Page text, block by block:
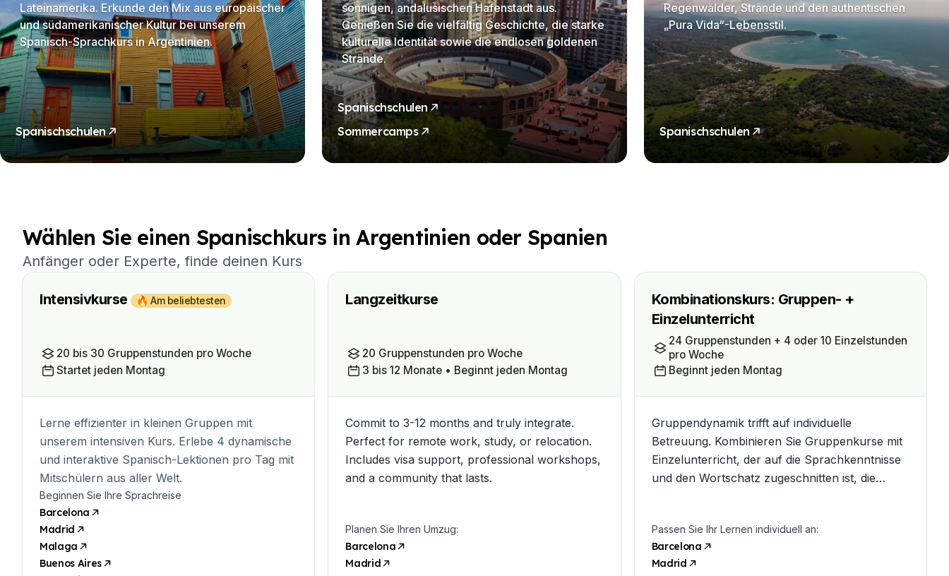
Lateinamerika. Erkunde den Mix aus europäischer
und südamerikanischer Kultur bei unserem
Spanisch-Sprachkurs in Argentinien.
Spanischschulen
sonnigen, andalusischen Hafenstadt aus.
Genießen Sie die vielfältig Geschichte, die starke
kulturelle Identität sowie die endlosen goldenen
Strände.
Spanischschulen
Sommercamps
Regenwälder, Strände und den authentischen
„Pura Vida“-Lebensstil.
Spanischschulen
Wählen Sie einen Spanischkurs in Argentinien oder Spanien
Anfänger oder Experte, finde deinen Kurs
Intensivkurse 🔥 Am beliebtesten
20 bis 30 Gruppenstunden pro Woche
Startet jeden Montag
Lerne effizienter in kleinen Gruppen mit
unserem intensiven Kurs. Erlebe 4 dynamische
und interaktive Spanisch-Lektionen pro Tag mit
Mitschülern aus aller Welt.
Beginnen Sie Ihre Sprachreise
Barcelona
Madrid
Malaga
Buenos Aires
Langzeitkurse
20 Gruppenstunden pro Woche
3 bis 12 Monate • Beginnt jeden Montag
Commit to 3-12 months and truly integrate.
Perfect for remote work, study, or relocation.
Includes visa support, professional workshops,
and a community that lasts.
Planen Sie Ihren Umzug:
Barcelona
Madrid
Kombinationskurs: Gruppen- +
Einzelunterricht
24 Gruppenstunden + 4 oder 10 Einzelstunden
pro Woche
Beginnt jeden Montag
Gruppendynamik trifft auf individuelle
Betreuung. Kombinieren Sie Gruppenkurse mit
Einzelunterricht, der auf die Sprachkenntnisse
und den Wortschatz zugeschnitten ist, die
Passen Sie Ihr Lernen individuell an:
Barcelona
Madrid